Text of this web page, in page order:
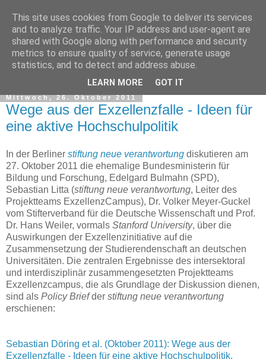
Mittwoch, 26. Oktober 2011
Wege aus der Exzellenzfalle - Ideen für
eine aktive Hochschulpolitik
In der Berliner stiftung neue verantwortung diskutieren am
27. Oktober 2011 die ehemalige Bundesministerin für
Bildung und Forschung, Edelgard Bulmahn (SPD),
Sebastian Litta (stiftung neue verantwortung, Leiter des
Projektteams ExzellenzCampus), Dr. Volker Meyer-Guckel
vom Stifterverband für die Deutsche Wissenschaft und Prof.
Dr. Hans Weiler, vormals Stanford University, über die
Auswirkungen der Exzellenzinitiative auf die
Zusammensetzung der Studierendenschaft an deutschen
Universitäten. Die zentralen Ergebnisse des intersektoral
und interdisziplinär zusammengesetzten Projektteams
Exzellenzcampus, die als Grundlage der Diskussion dienen,
sind als Policy Briefder stiftung neue verantwortung
erschienen:
Sebastian Döring et al. (Oktober 2011): Wege aus der
Exzellenzfalle - Ideen für eine aktive Hochschulpolitik,
This site uses cookies from Google to deliver its services
and to analyze traffic. Your IP address and user-agent are
shared with Google along with performance and security
metrics to ensure quality of service, generate usage
statistics, and to detect and address abuse.
LEARN MORE GOT IT